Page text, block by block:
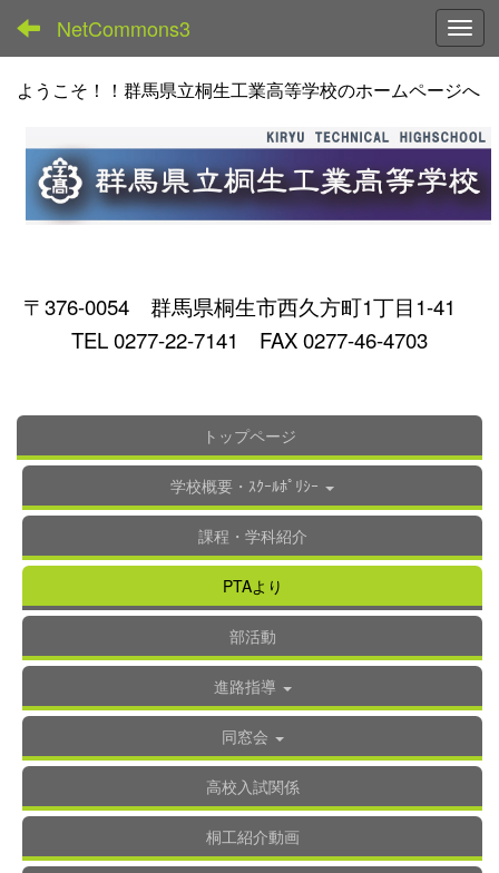
NetCommons3
ようこそ！！群馬県立桐生工業高等学校のホームページへ
〒376-0054 群馬県桐生市西久方町1丁目1-41
TEL 0277-22-7141 FAX 0277-46-4703
トップページ
学校概要・ｽｸｰﾙﾎﾟﾘｼｰ
課程・学科紹介
PTAより
部活動
進路指導
同窓会
高校入試関係
桐工紹介動画